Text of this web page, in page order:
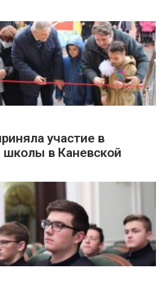
участие в
школы в Каневской